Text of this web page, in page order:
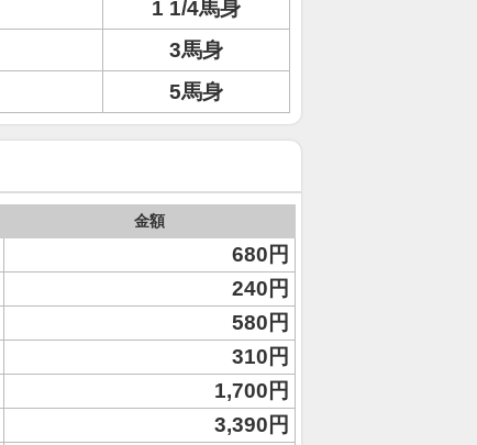
1 1/4馬身
3馬身
5馬身
金額
680円
240円
580円
310円
1,700円
3,390円